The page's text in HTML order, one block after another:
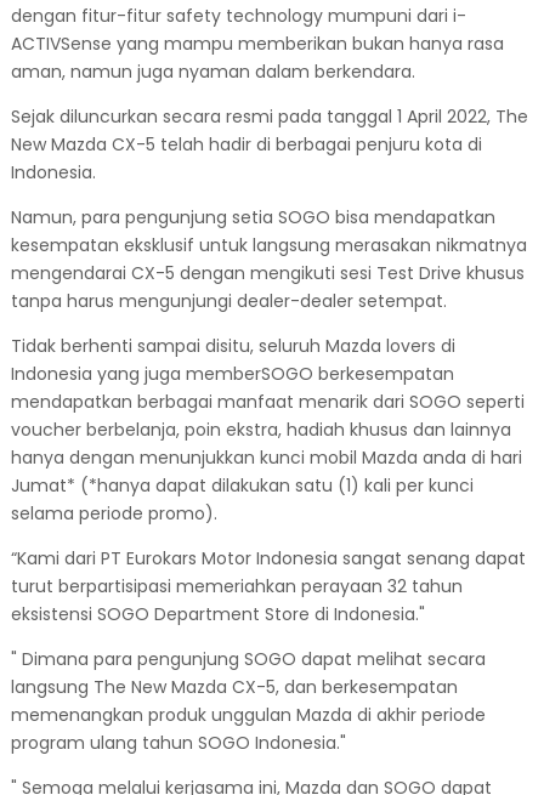
dengan fitur-fitur safety technology mumpuni dari i-
ACTIVSense yang mampu memberikan bukan hanya rasa
aman, namun juga nyaman dalam berkendara.
Sejak diluncurkan secara resmi pada tanggal 1 April 2022, The
New Mazda CX-5 telah hadir di berbagai penjuru kota di
Indonesia.
Namun, para pengunjung setia SOGO bisa mendapatkan
kesempatan eksklusif untuk langsung merasakan nikmatnya
mengendarai CX-5 dengan mengikuti sesi Test Drive khusus
tanpa harus mengunjungi dealer-dealer setempat.
Tidak berhenti sampai disitu, seluruh Mazda lovers di
Indonesia yang juga memberSOGO berkesempatan
mendapatkan berbagai manfaat menarik dari SOGO seperti
voucher berbelanja, poin ekstra, hadiah khusus dan lainnya
hanya dengan menunjukkan kunci mobil Mazda anda di hari
Jumat* (*hanya dapat dilakukan satu (1) kali per kunci
selama periode promo).
“Kami dari PT Eurokars Motor Indonesia sangat senang dapat
turut berpartisipasi memeriahkan perayaan 32 tahun
eksistensi SOGO Department Store di Indonesia."
" Dimana para pengunjung SOGO dapat melihat secara
langsung The New Mazda CX-5, dan berkesempatan
memenangkan produk unggulan Mazda di akhir periode
program ulang tahun SOGO Indonesia."
" Semoga melalui kerjasama ini, Mazda dan SOGO dapat